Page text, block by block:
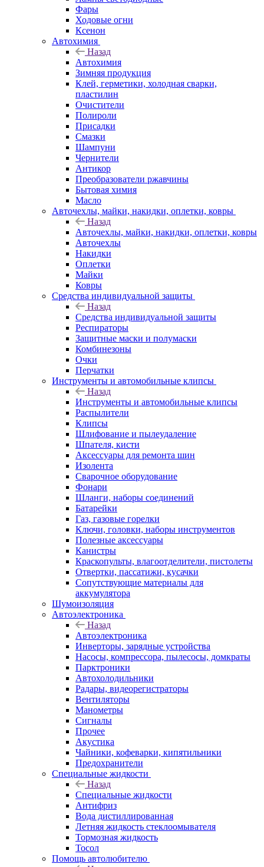
Фары
Ходовые огни
Ксенон
Автохимия
Назад
Автохимия
Зимняя продукция
Клей, герметики, холодная сварки,
пластилин
Очистители
Полироли
Присадки
Смазки
Шампуни
Чернители
Антикор
Преобразователи ржавчины
Бытовая химия
Масло
Авточехлы, майки, накидки, оплетки, ковры
Назад
Авточехлы, майки, накидки, оплетки, ковры
Авточехлы
Накидки
Оплетки
Майки
Ковры
Средства индивидуальной защиты
Назад
Средства индивидуальной защиты
Респираторы
Защитные маски и полумаски
Комбинезоны
Очки
Перчатки
Инструменты и автомобильные клипсы
Назад
Инструменты и автомобильные клипсы
Распылители
Клипсы
Шлифование и пылеудаление
Шпателя, кисти
Аксессуары для ремонта шин
Изолента
Сварочное оборудование
Фонари
Шланги, наборы соединений
Батарейки
Газ, газовые горелки
Ключи, головки, наборы инструментов
Полезные аксессуары
Канистры
Краскопульты, влагоотделители, пистолеты
Отвертки, пассатижи, кусачки
Сопутствующие материалы для
аккумулятора
Шумоизоляция
Автоэлектроника
Назад
Автоэлектроника
Инверторы, зарядные устройства
Насосы, компрессора, пылесосы, домкраты
Парктроники
Автохолодильники
Радары, видеорегистраторы
Вентиляторы
Манометры
Сигналы
Прочее
Акустика
Чайники, кофеварки, кипятильники
Предохранители
Специальные жидкости
Назад
Специальные жидкости
Антифриз
Вода дистиллированная
Летняя жидкость стеклоомывателя
Тормозная жидкость
Тосол
Помощь автолюбителю